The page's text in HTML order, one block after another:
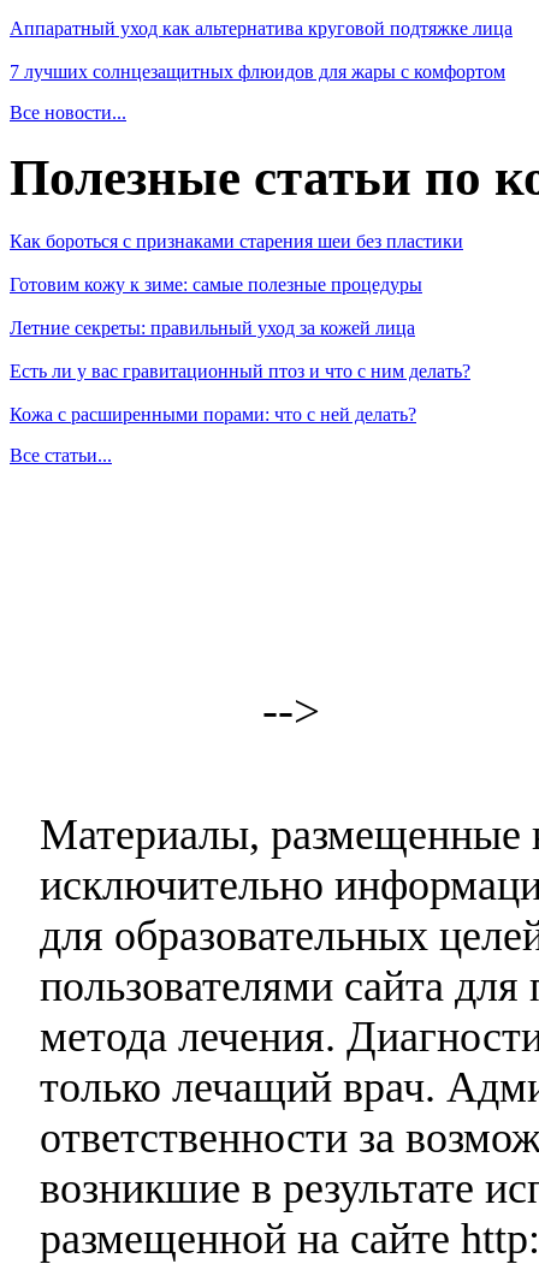
Аппаратный уход как альтернатива круговой подтяжке лица
7 лучших солнцезащитных флюидов для жары с комфортом
Все новости...
Полезные статьи по
Как бороться с признаками старения шеи без пластики
Готовим кожу к зиме: самые полезные процедуры
Летние секреты: правильный уход за кожей лица
Есть ли у вас гравитационный птоз и что с ним делать?
Кожа с расширенными порами: что с ней делать?
Все статьи...
-->
Материалы, размещенные
исключительно
для образовательных
пользователями сайта
метода лечения.
только лечащий врач.
ответственности за
возникшие в результате
размещенной на сайте